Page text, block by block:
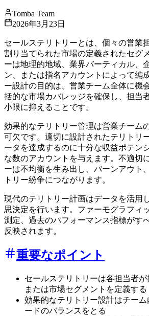
Tomba Team
2026年3月23日
セールステリトリーとは、個々の営業
割り当てられた市場の定義されたセグ
ーは地理的地域、業界バーティカル、
ン、または指名アカウントによって編
ー設計の目的は、営業チーム全体に機
括的な市場カバレッジを確保し、担当
小限に抑えることです。
効果的なテリトリー管理は営業チーム
可欠です。適切に設計されたテリトリ
ータを達成するのに十分な収益ポテン
な数のアカウントを与えます。不適切
ーは不均衡を生み出し、バーンアウト
トリー紛争につながります。
現代のテリトリー計画はデータを活用
思決定を行います。ファーモグラフィ
測定、過去のパフォーマンス指標がす
反映されます。
重要なポイント
セールステリトリーは各担当者が
または市場セグメントを定義する
効果的なテリトリー設計はチー
ードのバランスをとる